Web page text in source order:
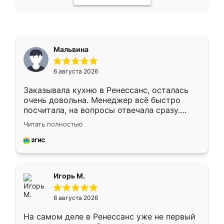
Мальвина
6 августа 2026
Заказывала кухню в Ренессанс, осталась
очень довольна. Менеджер всё быстро
посчитала, на вопросы отвечала сразу.
Замерщик приехал в субботу, подошёл к
делу со всей ответственностью. Собрали
за день, ребята работали аккуратно, даже
Читать полностью
Игорь М.
6 августа 2026
На самом деле в Ренессанс уже не первый